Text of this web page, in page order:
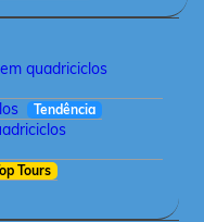
quadriciclos
Tendência
Tours